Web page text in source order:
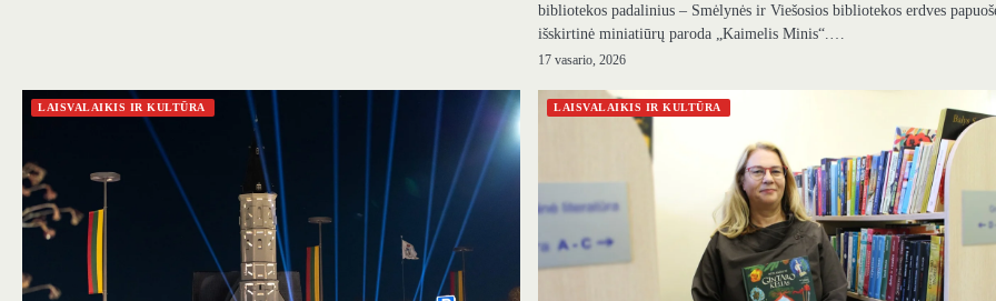
bibliotekos padalinius – Smėlynės ir Viešosios bibliotekos erdves
išskirtinė miniatiūrų paroda „Kaimelis Minis“.…
17 vasario, 2026
LAISVALAIKIS IR KULTŪRA LAISVALAIKIS IR KULTŪRA